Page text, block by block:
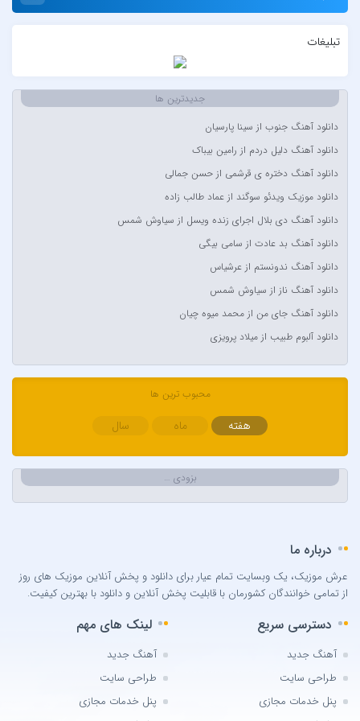
Ahmadreza Habibiyan
Alexandra Stan
Bilal Sonses & Deniz Toprak
Burak Buluk & Zara & Kurtuluş Kuş
Can Bonomo
Cenk Türk
Cinare Melikzade
Çinarə Məlikzadə
Damla
Damla Arıcan
تبلیغات
جدیدترین ها
دانلود آهنگ جنوب از سینا پارسیان
دانلود آهنگ دلیل دردم از رامین بیباک
دانلود آهنگ دختره ی قرشمی از حسن جمالی
دانلود موزیک ویدئو سوگند از عماد طالب زاده
دانلود آهنگ دی بلال اجرای زنده ویسل از سیاوش شمس
دانلود آهنگ بد عادت از سامی بیگی
دانلود آهنگ ندونستم از عرشیاس
دانلود آهنگ ناز از سیاوش شمس
دانلود آهنگ جای من از محمد میوه چیان
دانلود آلبوم طبیب از میلاد پرویزی
محبوب ترین ها
هفته ماه سال
بزودی …
درباره ما
عرش موزیک، یک وبسایت تمام عیار برای دانلود و پخش آنلاین موزیک های روز
از تمامی خوانندگان کشورمان با قابلیت پخش آنلاین و دانلود با بهترین کیفیت.
دسترسی سریع
آهنگ جدید
طراحی سایت
پنل خدمات مجازی
لینک های مهم
آهنگ جدید
طراحی سایت
پنل خدمات مجازی